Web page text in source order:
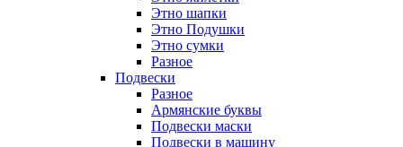
Этно шапки
Этно Подушки
Этно сумки
Разное
Подвески
Разное
Армянские буквы
Подвески маски
Подвески в машину